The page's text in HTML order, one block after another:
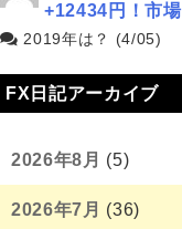
+12434円！市
2019年は？ (4/05)
FX日記アーカイブ
2026年8月 (5)
2026年7月 (36)